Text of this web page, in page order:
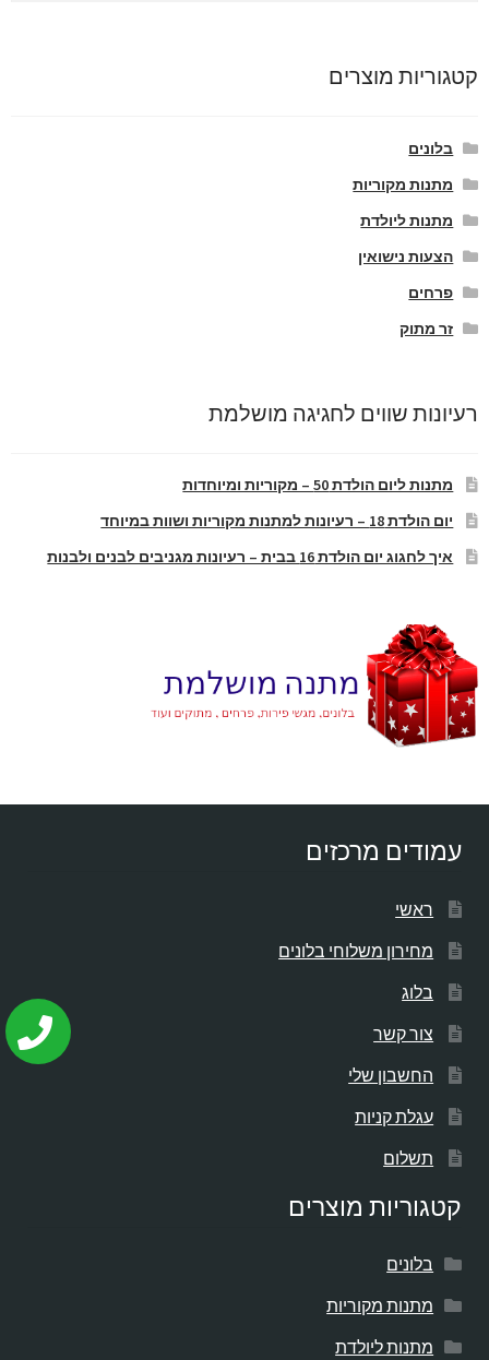
קטגוריות מוצרים
בלונים
מתנות מקוריות
מתנות ליולדת
הצעות נישואין
פרחים
זר מתוק
רעיונות שווים לחגיגה מושלמת
מתנות ליום הולדת 50 – מקוריות ומיוחדות
יום הולדת 18 – רעיונות למתנות מקוריות ושוות במיוחד
איך לחגוג יום הולדת 16 בבית – רעיונות מגניבים לבנים ולבנות
עמודים מרכזים
ראשי
מחירון משלוחי בלונים
בלוג
צור קשר
החשבון שלי
עגלת קניות
תשלום
קטגוריות מוצרים
בלונים
מתנות מקוריות
מתנות ליולדת